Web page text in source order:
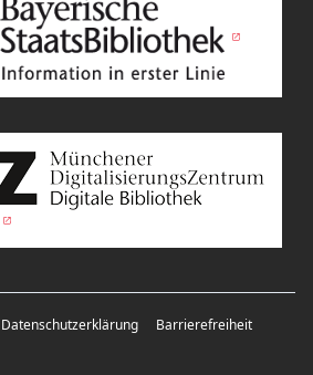
Datenschutzerklärung Barrierefreiheit